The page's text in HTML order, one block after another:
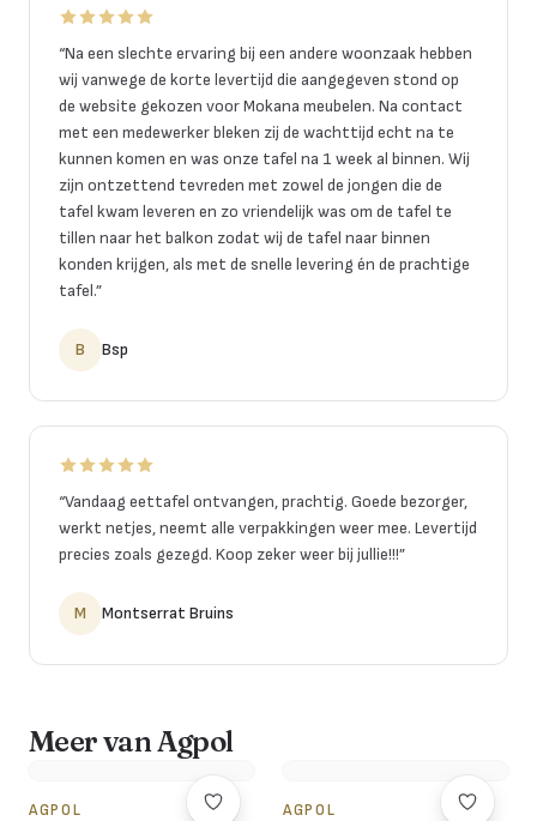
“Na een slechte ervaring bij een andere woonzaak hebben
wij vanwege de korte levertijd die aangegeven stond op
de website gekozen voor Mokana meubelen. Na contact
met een medewerker bleken zij de wachttijd echt na te
kunnen komen en was onze tafel na 1 week al binnen. Wij
zijn ontzettend tevreden met zowel de jongen die de
tafel kwam leveren en zo vriendelijk was om de tafel te
tillen naar het balkon zodat wij de tafel naar binnen
konden krijgen, als met de snelle levering én de prachtige
tafel.”
B Bsp
“Vandaag eettafel ontvangen, prachtig. Goede bezorger,
werkt netjes, neemt alle verpakkingen weer mee. Levertijd
precies zoals gezegd. Koop zeker weer bij jullie!!!”
M Montserrat Bruins
Meer van Agpol
AGPOL AGPOL